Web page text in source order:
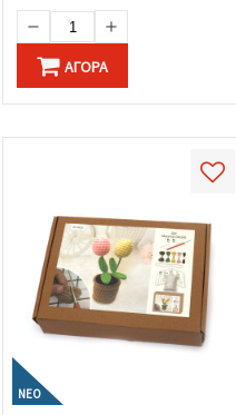
Ιδανικό για
Χριστουγεννιάτικα Δώρα
και Χριστουγεννιάτικη
Διακόσμηση
ΑΓΟΡΆ
ΝΈΟ